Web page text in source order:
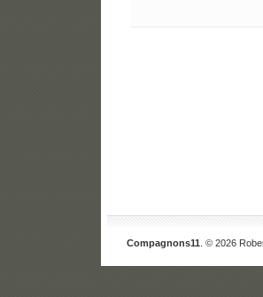
Compagnons11 . © 2026